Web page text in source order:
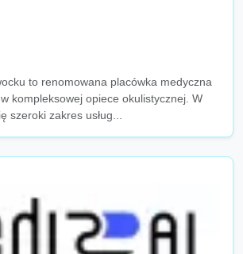
to renomowana placówka medyczna
kompleksowej opiece okulistycznej. W
szeroki zakres usług...